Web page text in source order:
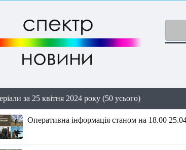
за 25 квітня 2024 року (50 усього)
Оперативна інформація станом на 18.00